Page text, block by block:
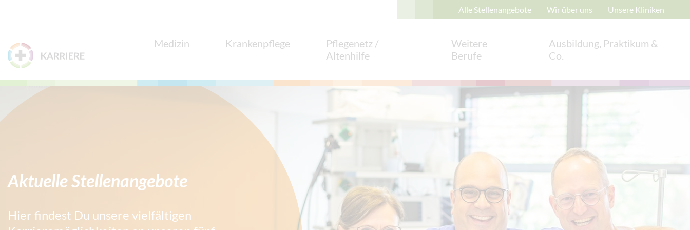
Medizin
Krankenpflege
Pflegenetz /
Altenhilfe
Weitere
Berufe
Ausbildung, Praktikum &
Co.
Alle Stellenangebote Wir über uns Unsere Kliniken
Klicken Sie hier, um das Slider-Karussell zu überspringen
Aktuelle Stellenangebote
Hier findest Du unsere vielfältigen